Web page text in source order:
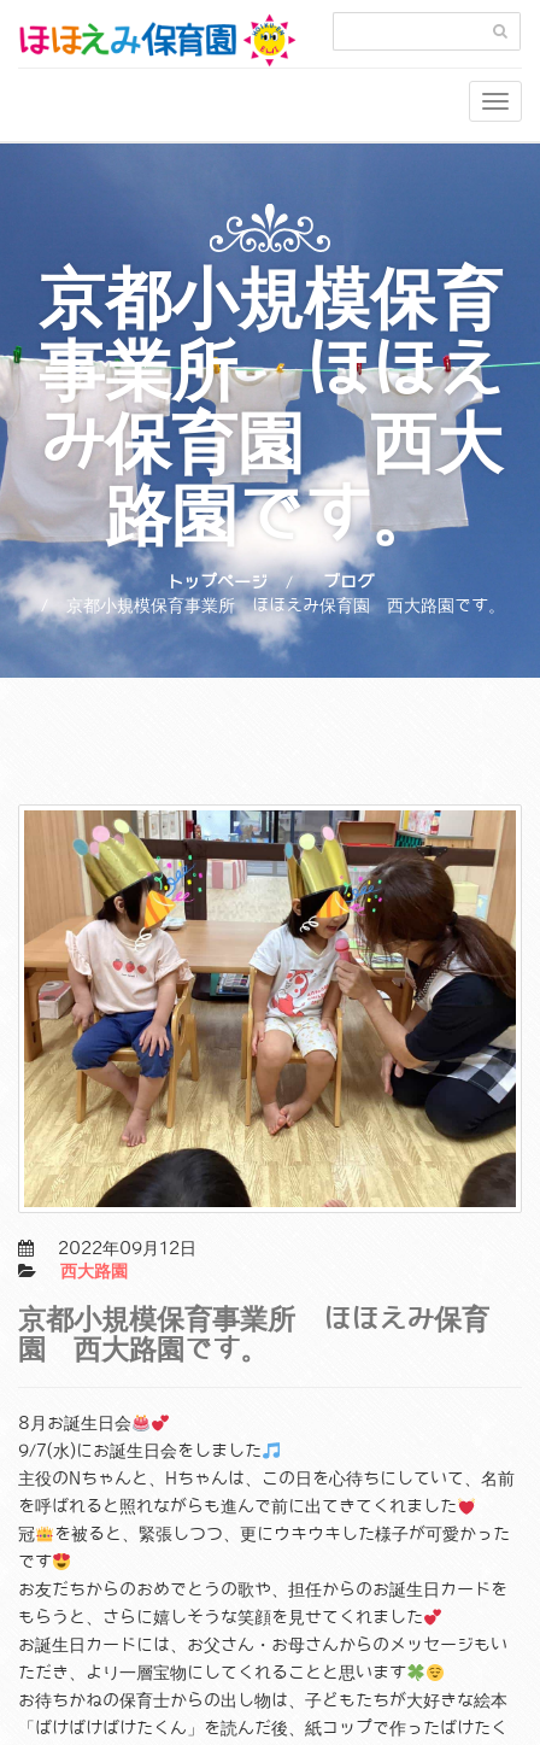
京都小規模保育
事業所 ほほえ
み保育園 西大
路園です。
トップページ
ブログ
京都小規模保育事業所 ほほえみ保育園 西大路園です。
2022年09月12日
西大路園
京都小規模保育事業所 ほほえみ保育
園 西大路園です。
8月お誕生日会
9/7(水)にお誕生日会をしました
主役のNちゃんと、Hちゃんは、この日を心待ちにしていて、名前
を呼ばれると照れながらも進んで前に出てきてくれました
冠
を被ると、緊張しつつ、更にウキウキした様子が可愛かった
です
お友だちからのおめでとうの歌や、担任からのお誕生日カードを
もらうと、さらに嬉しそうな笑顔を見せてくれました
お誕生日カードには、お父さん・お母さんからのメッセージもい
ただき、より一層宝物にしてくれることと思います
お待ちかねの保育士からの出し物は、子どもたちが大好きな絵本
「ばけばけばけたくん」を読んだ後、紙コップで作ったばけたく